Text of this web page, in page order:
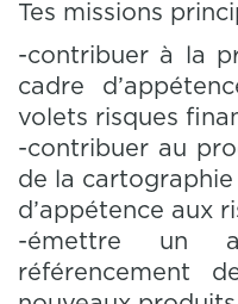
Tes missions
-contribuer à la
cadre
volets risques
-contribuer au
de la
d’appétence aux
-émettre un
référencement